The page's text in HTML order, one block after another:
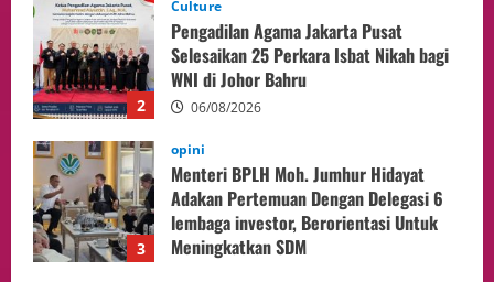
3
opini
Menteri BPLH Moh. Jumhur Hidayat
Adakan Pertemuan Dengan Delegasi 6
lembaga investor, Berorientasi Untuk
Meningkatkan SDM
4
Health
Aliyuddin: Anak Indonesia di Luar Negeri
Harus Berprestasi, Berkarakter, dan
Menjaga Nama Baik Bangsa
05/08/2026